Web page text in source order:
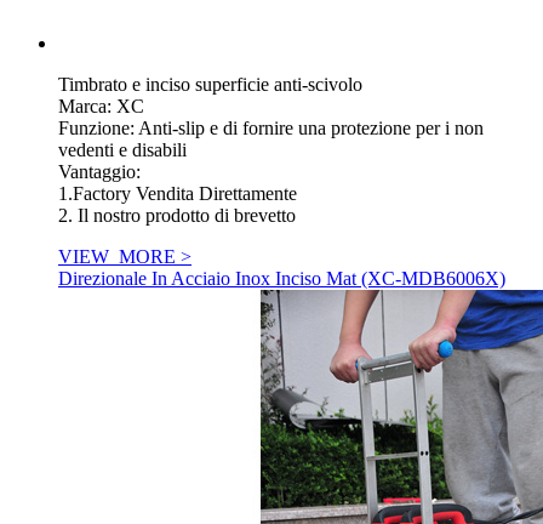
Timbrato e inciso superficie anti-scivolo
Marca: XC
Funzione: Anti-slip e di fornire una protezione per i non
vedenti e disabili
Vantaggio:
1.Factory Vendita Direttamente
2. Il nostro prodotto di brevetto
VIEW_MORE >
Direzionale In Acciaio Inox Inciso Mat (XC-MDB6006X)